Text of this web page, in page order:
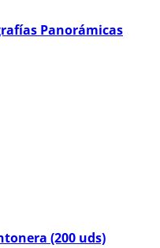
Panorámicas
(200 uds)